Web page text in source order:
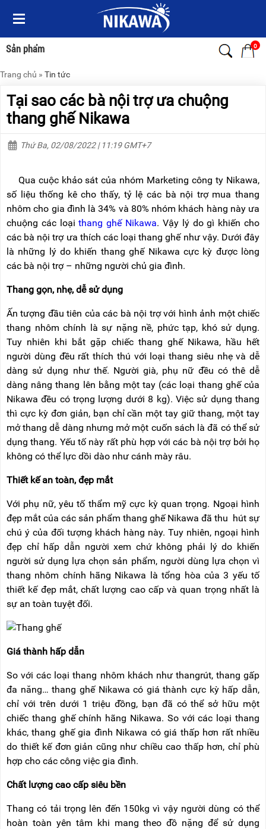
Sản phẩm 0
Menu
Sản
phẩm
TRANG
THANG
NHÔM
XE
BỘ
THOÁT
HIỂM
ĐỘNG
XE
VIDEO
TIN
TỨC
BÁO
CHÍ
NÓI
VỀ
NIKAWA
GIỚI
THIỆU
ĐẠI
HÀNH
LIÊN
Menu
Sản
phẩm
TRANG
THANG
NHÔM
THANG
THANG
GIA
ĐÌNH
NHÔM
GẤP
LỒNG)
THANG
CÁCH
THANG
NHÔM
CHỮ
A
THANG
NHÔM
CÔNG
NGHIỆP
NHÔM
GIÀN
VÁN
THANG
RẢNH
TAY
XE
ĐẨY
HÀNG
DÂY
TỰ
XE
TAY
Trang chủ » Tin tức
Tại sao các bà nội trợ ưa chuộng
thang ghế Nikawa
Thứ Ba, 02/08/2022 | 11:19 GMT+7
Qua cuộc khảo sát của nhóm Marketing công ty Nikawa,
số liệu thống kê cho thấy, tỷ lệ các bà nội trợ mua thang
nhôm cho gia đình là 34% và 80% nhóm khách hàng này ưa
chuộng các loạithang ghế Nikawa. Vậy lý do gì khiến cho
các bà nội trợ ưa thích các loại thang ghế như vậy. Dưới đây
là những lý do khiến thang ghế Nikawa cực kỳ được lòng
các bà nội trợ – những người chủ gia đình.
Thang gọn, nhẹ, dễ sử dụng
Ấn tượng đầu tiên của các bà nội trợ với hình ảnh một chiếc
thang nhôm chính là sự nặng nề, phức tạp, khó sử dụng.
Tuy nhiên khi bắt gặp chiếc thang ghế Nikawa, hầu hết
người dùng đều rất thích thú với loại thang siêu nhẹ và dễ
dàng sử dụng như thế. Người già, phụ nữ đều có thê dễ
dàng nâng thang lên bằng một tay (các loại thang ghế của
Nikawa đều có trọng lượng dưới 8 kg). Việc sử dụng thang
thì cực kỳ đơn giản, bạn chỉ cần một tay giữ thang, một tay
mở thang dễ dàng nhưng mở một cuốn sách là đã có thể sử
dụng thang. Yếu tố này rất phù hợp với các bà nội trợ bởi họ
không có thể lực dồi dào như cánh mày râu.
Thiết kế an toàn, đẹp mắt
Với phụ nữ, yêu tố thẩm mỹ cực kỳ quan trọng. Ngoại hình
đẹp mắt của các sản phẩm thang ghế Nikawa đã thu hút sự
chú ý của đối tượng khách hàng này. Tuy nhiên, ngoại hình
đẹp chỉ hấp dẫn người xem chứ không phải lý do khiến
người sử dụng lựa chọn sản phẩm, người dùng lựa chọn vì
thang nhôm chính hãng Nikawa là tổng hòa của 3 yếu tố
thiết kế đẹp mắt, chất lượng cao cấp và quan trọng nhất là
sự an toàn tuyệt đối.
Giá thành hấp dẫn
So với các loại thang nhôm khách như thangrút, thang gấp
đa năng… thang ghế Nikawa có giá thành cực kỳ hấp dẫn,
chỉ với trên dưới 1 triệu đồng, bạn đã có thể sở hữu một
chiếc thang ghế chính hãng Nikawa. So với các loại thang
khác, thang ghế gia đình Nikawa có giá thấp hơn rất nhiều
do thiết kế đơn giản cũng như chiều cao thấp hơn, chỉ phù
hợp cho các công việc gia đình.
Chất lượng cao cấp siêu bền
Thang có tải trọng lên đến 150kg vì vậy người dùng có thể
hoàn toàn yên tâm khi mang theo đồ nặng để sử dụng